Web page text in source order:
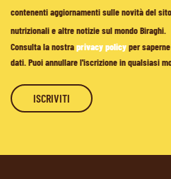
contenenti aggiornamenti sulle novità del
nutrizionali e altre notizie sul mondo Biraghi.
Consulta la nostraprivacy policyper
dati. Puoi annullare l'iscrizione in qualsiasi